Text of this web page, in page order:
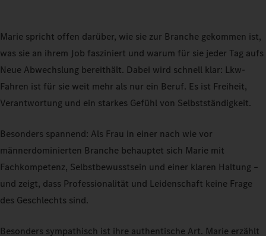
Marie spricht offen darüber, wie sie zur Branche gekommen ist,
was sie an ihrem Job fasziniert und warum für sie jeder Tag aufs
Neue Abwechslung bereithält. Dabei wird schnell klar: Lkw-
Fahren ist für sie weit mehr als nur ein Beruf. Es ist Freiheit,
Verantwortung und ein starkes Gefühl von Selbstständigkeit.
Besonders spannend: Als Frau in einer nach wie vor
männerdominierten Branche behauptet sich Marie mit
Fachkompetenz, Selbstbewusstsein und einer klaren Haltung –
und zeigt, dass Professionalität und Leidenschaft keine Frage
des Geschlechts sind.
Besonders sympathisch ist ihre authentische Art. Marie erzählt